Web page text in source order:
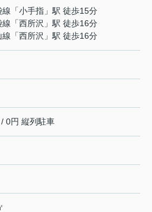
線 「小手指 」駅 徒歩15分
線 「西所沢 」駅 徒歩16分
線 「西所沢 」駅 徒歩16分
0円 縦列駐車